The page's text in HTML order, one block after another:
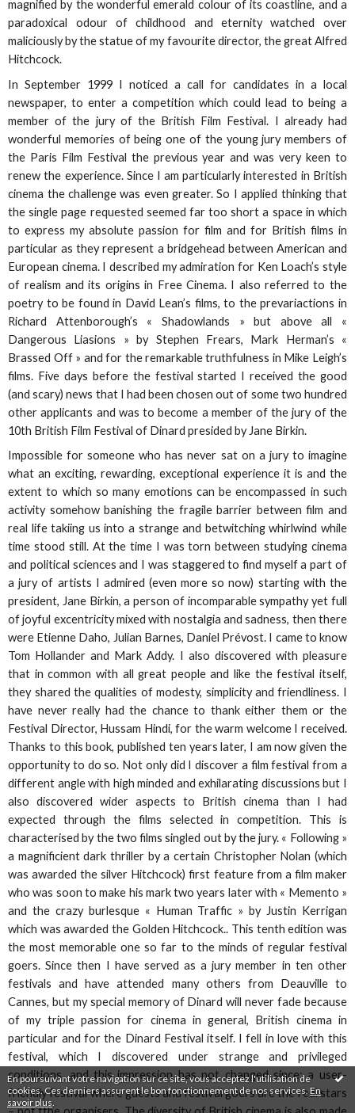
En poursuivant votre navigation sur ce site, vous acceptez l'utilisation de
cookies. Ces derniers assurent le bon fonctionnement de nos services.En
savoir plus
magnified by the wonderful emerald colour of its coastline, and a
paradoxical odour of childhood and eternity watched over
maliciously by the statue of my favourite director, the great Alfred
Hitchcock.
In September 1999 I noticed a call for candidates in a local
newspaper, to enter a competition which could lead to being a
member of the jury of the British Film Festival. I already had
wonderful memories of being one of the young jury members of
the Paris Film Festival the previous year and was very keen to
renew the experience. Since I am particularly interested in British
cinema the challenge was even greater. So I applied thinking that
the single page requested seemed far too short a space in which
to express my absolute passion for film and for British films in
particular as they represent a bridgehead between American and
European cinema. I described my admiration for Ken Loach’s style
of realism and its origins in Free Cinema. I also referred to the
poetry to be found in David Lean’s films, to the prevariactions in
Richard Attenborough’s « Shadowlands » but above all «
Dangerous Liasions » by Stephen Frears, Mark Herman’s «
Brassed Off » and for the remarkable truthfulness in Mike Leigh’s
films. Five days before the festival started I received the good
(and scary) news that I had been chosen out of some two hundred
other applicants and was to become a member of the jury of the
10th British Film Festival of Dinard presided by Jane Birkin.
Impossible for someone who has never sat on a jury to imagine
what an exciting, rewarding, exceptional experience it is and the
extent to which so many emotions can be encompassed in such
activity somehow banishing the fragile barrier between film and
real life takiing us into a strange and betwitching whirlwind while
time stood still. At the time I was torn between studying cinema
and political sciences and I was staggered to find myself a part of
a jury of artists I admired (even more so now) starting with the
president, Jane Birkin, a person of incomparable sympathy yet full
of joyful excentricity mixed with nostalgia and sadness, then there
were Etienne Daho, Julian Barnes, Daniel Prévost. I came to know
Tom Hollander and Mark Addy. I also discovered with pleasure
that in common with all great people and like the festival itself,
they shared the qualities of modesty, simplicity and friendliness. I
have never really had the chance to thank either them or the
Festival Director, Hussam Hindi, for the warm welcome I received.
Thanks to this book, published ten years later, I am now given the
opportunity to do so. Not only did I discover a film festival from a
different angle with high minded and exhilarating discussions but I
also discovered wider aspects to British cinema than I had
expected through the films selected in competition. This is
characterised by the two films singled out by the jury. « Following »
a magnificient dark thriller by a certain Christopher Nolan (which
was awarded the silver Hitchcock) first feature from a film maker
who was soon to make his mark two years later with « Memento »
and the crazy burlesque « Human Traffic » by Justin Kerrigan
which was awarded the Golden Hitchcock.. This tenth edition was
the most memorable one so far to the minds of regular festival
goers. Since then I have served as a jury member in ten other
festivals and have attended many others from Deauville to
Cannes, but my special memory of Dinard will never fade because
of my triple passion for cinema in general, British cinema in
particular and for the Dinard Festival itself. I fell in love with this
festival, which I discovered under strange and privileged
conditions, and this impression has not changed since: a user-
friendly festival where guests and festival goers are the real stars